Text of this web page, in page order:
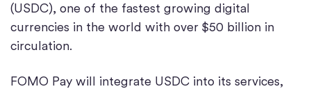
(USDC), one of the fastest growing digital
currencies in the world with over $50 billion in
circulation.
FOMO Pay will integrate USDC into its services,